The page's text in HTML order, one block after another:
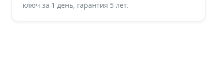
ключ за 1 день, гарантия 5 лет.